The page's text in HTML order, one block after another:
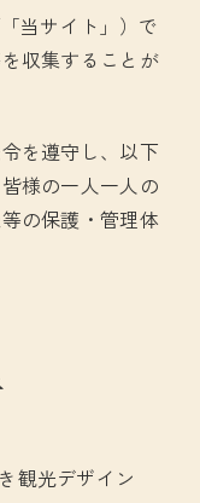
当サイト」）で
収集することが
を遵守し、以下
様の一人一人の
の保護・管理体
観光デザイン